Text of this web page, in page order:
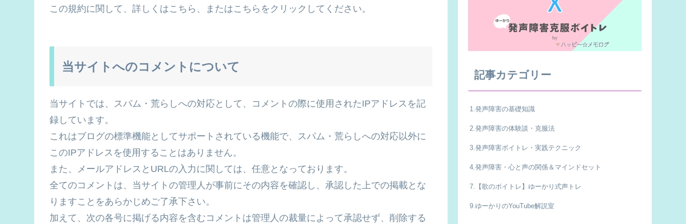
この規約に関して、詳しくはこちら、またはこちらをクリックしてください。
当サイトへのコメントについて
当サイトでは、スパム・荒らしへの対応として、コメントの際に使用されたIPアドレスを記
録しています。
これはブログの標準機能としてサポートされている機能で、スパム・荒らしへの対応以外に
このIPアドレスを使用することはありません。
また、メールアドレスとURLの入力に関しては、任意となっております。
全てのコメントは、当サイトの管理人が事前にその内容を確認し、承認した上での掲載とな
りますことをあらかじめご了承下さい。
加えて、次の各号に掲げる内容を含むコメントは管理人の裁量によって承認せず、削除する
記事カテゴリー
1.発声障害の基礎知識
2.発声障害の体験談・克服法
3.発声障害ボイトレ・実践テクニック
4.発声障害・心と声の関係＆マインドセット
7.【歌のボイトレ】ゆーかり式声トレ
9.ゆーかりのYouTube解説室